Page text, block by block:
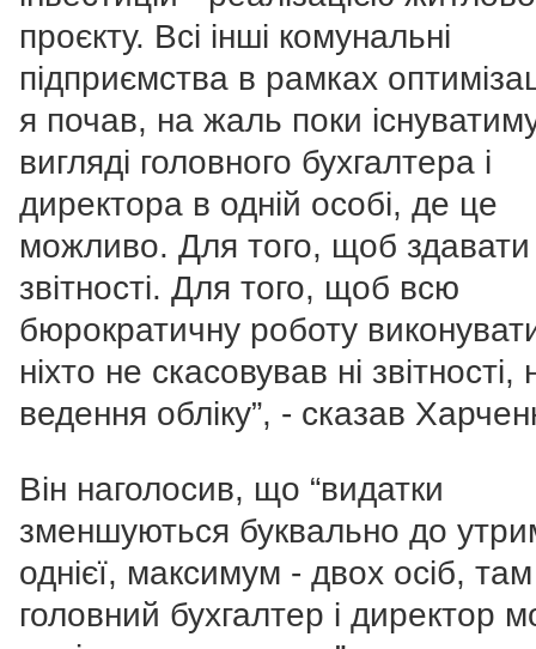
проєкту. Всі інші комунальні
підприємства в рамках
я почав, на жаль поки
вигляді головного бухгалтера і
директора в одній особі, де це
можливо. Для того, щоб здавати
звітності. Для того, щоб всю
бюрократичну роботу
ніхто не скасовував ні звітності,
ведення обліку”, - сказав
Він наголосив, що “видатки
зменшуються буквально до
однієї, максимум - двох осіб,
головний бухгалтер і директор